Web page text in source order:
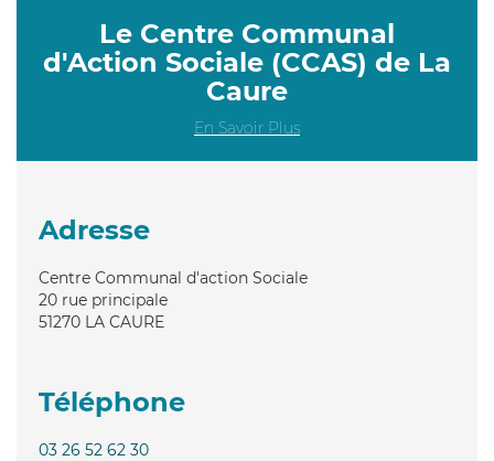
Le Centre Communal
d'Action Sociale (CCAS) de La
Caure
En Savoir Plus
Adresse
Centre Communal d'action Sociale
20 rue principale
51270 LA CAURE
Téléphone
03 26 52 62 30